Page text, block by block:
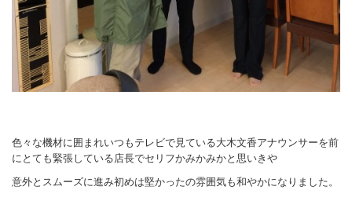
色々な機材に囲まれいつもテレビで見ている大木文香アナウンサーを前
にとても緊張している店長でセリフかみかみかと思いきや
意外とスムーズに進み初めは堅かったの雰囲気も和やかになりました。